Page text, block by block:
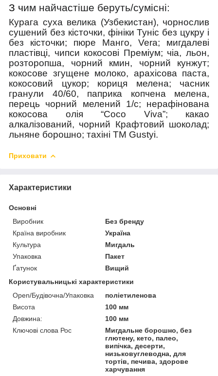
З чим найчастіше беруть/cумісні:
Курага суха велика (Узбекистан), чорнослив
сушений без кісточки, фініки Туніс без цукру і
без кісточки; пюре Манго, Vera; мигдалеві
пластівці, чипси кокосові Преміум; чіа, льон,
розторопша, чорний кмин, чорний кунжут;
кокосове згущене молоко, арахісова паста,
кокосовий цукор; кориця мелена; часник
гранули 40/60, паприка копчена мелена,
перець чорний мелений 1/с; нерафінована
кокосова олія “Coco Viva”; какао
алкалізований, чорний Крафтовий шоколад;
льняне борошно; тахіні ТМ Gustyi.
Приховати
Характеристики
Основні
Виробник
Без бренду
Країна виробник
Україна
Культура
Мигдаль
Упаковка
Пакет
Ґатунок
Вищий
Користувальницькі характеристики
Open/Будівочна/Упаковка
поліетиленова
Висота
100 мм
Довжина:
100 мм
Ключові слова Рос
Мигдальне борошно, без
глютену, кето, палео,
випічка, десерти,
низьковуглеводна, для
тортів, печива, здорове
харчування